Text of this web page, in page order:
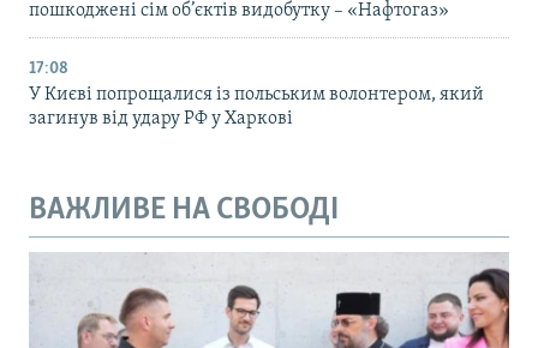
пошкоджені сім об’єктів видобутку – «Нафтогаз»
17:08
У Києві попрощалися із польським волонтером, який
загинув від удару РФ у Харкові
ВАЖЛИВЕ НА СВОБОДІ